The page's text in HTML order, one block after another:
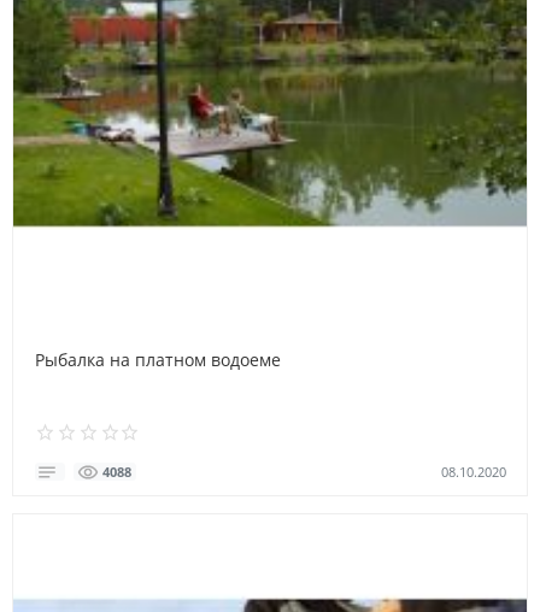
Рыбалка на платном водоеме
4088 08.10.2020